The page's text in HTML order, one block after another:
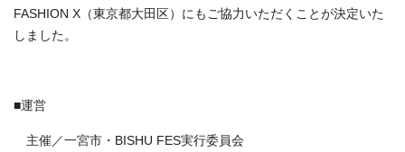
FASHION X（東京都大田区）にもご協力いただくことが決定いた
しました。
■運営
主催／一宮市・BISHU FES実行委員会